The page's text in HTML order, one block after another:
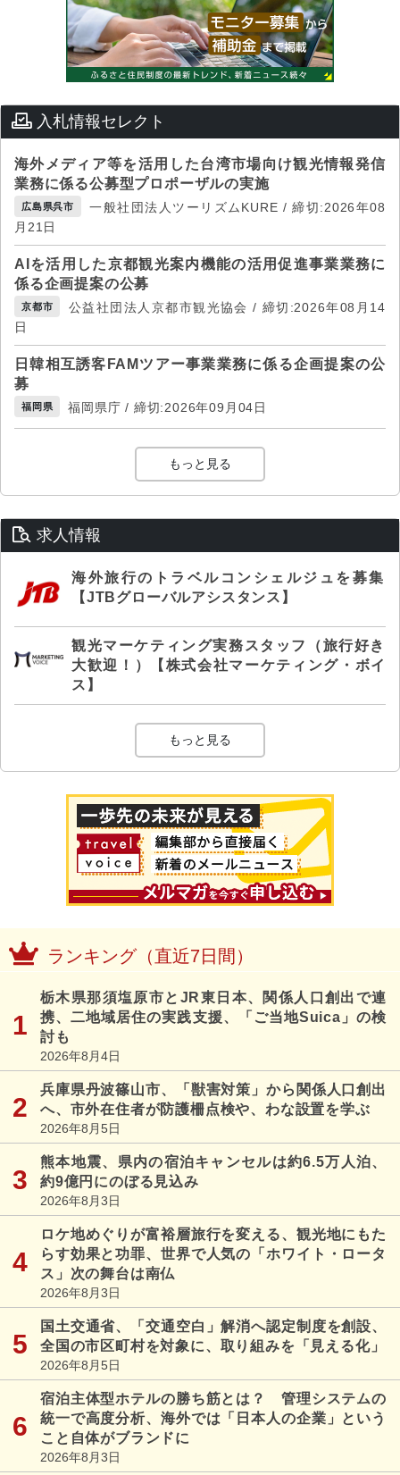
入札情報セレクト
海外メディア等を活用した台湾市場向け観光情報発信
業務に係る公募型プロポーザルの実施
広島県呉市
一般社団法人ツーリズムKURE / 締切:2026年08
月21日
AIを活用した京都観光案内機能の活用促進事業業務に
係る企画提案の公募
京都市
公益社団法人京都市観光協会 / 締切:2026年08月14
日
日韓相互誘客FAMツアー事業業務に係る企画提案の公
募
福岡県 福岡県庁 / 締切:2026年09月04日
もっと見る
求人情報
海外旅行のトラベルコンシェルジュを募集
【JTBグローバルアシスタンス】
観光マーケティング実務スタッフ（旅行好き
大歓迎！）【株式会社マーケティング・ボイ
ス】
もっと見る
ランキング（直近7日間）
栃木県那須塩原市とJR東日本、関係人口創出で連
携、二地域居住の実践支援、「ご当地Suica」の検
討も
2026年8月4日
兵庫県丹波篠山市、「獣害対策」から関係人口創出
へ、市外在住者が防護柵点検や、わな設置を学ぶ
2026年8月5日
熊本地震、県内の宿泊キャンセルは約6.5万人泊、
約9億円にのぼる見込み
2026年8月3日
ロケ地めぐりが富裕層旅行を変える、観光地にもた
らす効果と功罪、世界で人気の「ホワイト・ロータ
ス」次の舞台は南仏
2026年8月3日
国土交通省、「交通空白」解消へ認定制度を創設、
全国の市区町村を対象に、取り組みを「見える化」
2026年8月5日
宿泊主体型ホテルの勝ち筋とは？ 管理システムの
統一で高度分析、海外では「日本人の企業」という
こと自体がブランドに
2026年8月3日